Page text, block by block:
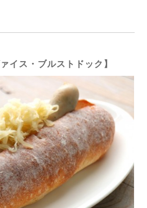
イス・ブルストドック】